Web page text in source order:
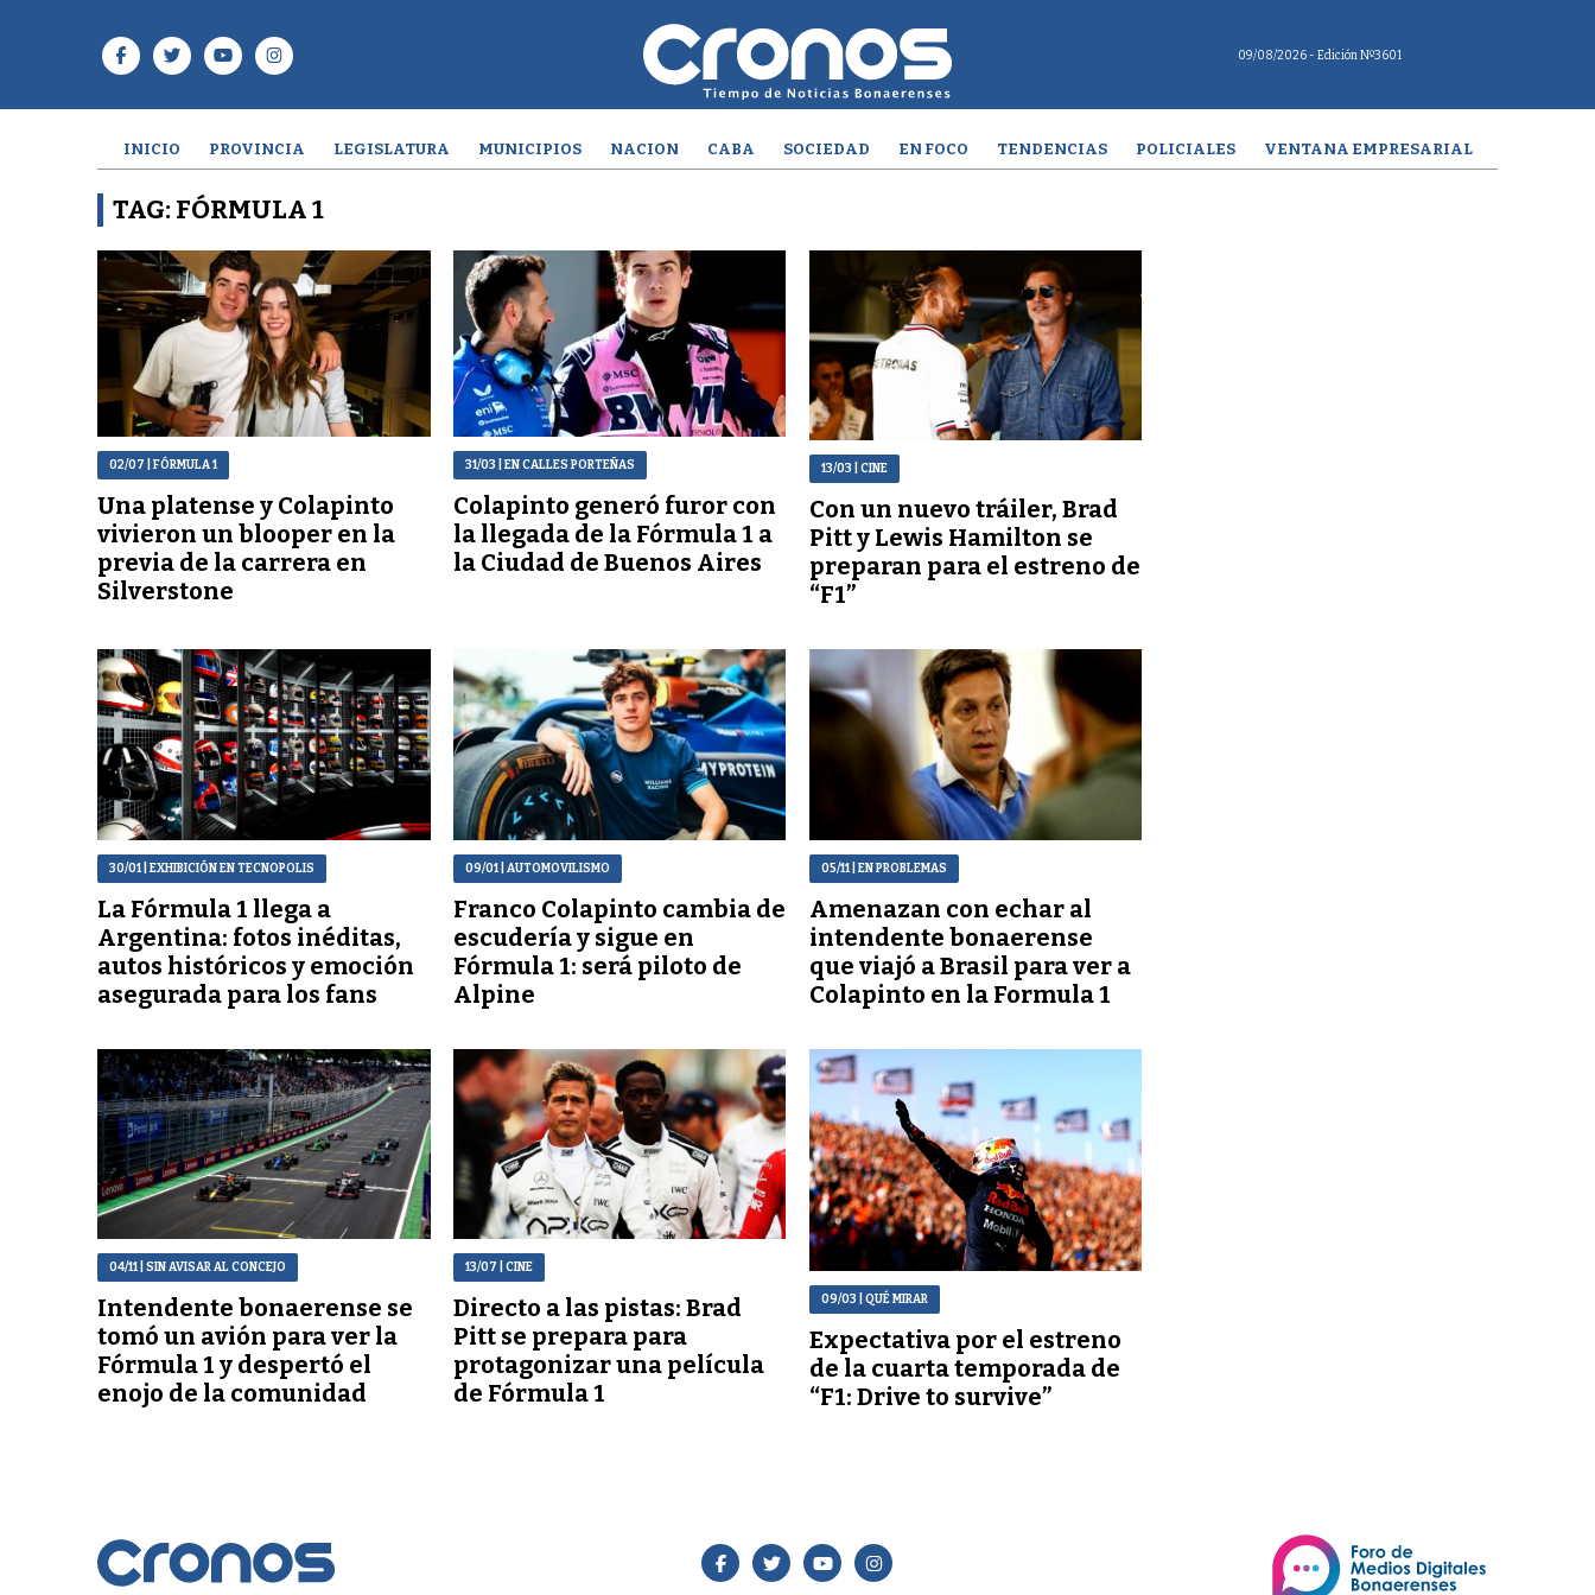
09/08/2026 - Edición Nº3601
INICIO PROVINCIA LEGISLATURA MUNICIPIOS NACION CABA SOCIEDAD EN FOCO TENDENCIAS POLICIALES VENTANA EMPRESARIAL
TAG: FÓRMULA 1
02/07 | FÓRMULA 1
Una platense y Colapinto
vivieron un blooper en la
previa de la carrera en
Silverstone
31/03 | EN CALLES PORTEÑAS
Colapinto generó furor con
la llegada de la Fórmula 1 a
la Ciudad de Buenos Aires
13/03 | CINE
Con un nuevo tráiler, Brad
Pitt y Lewis Hamilton se
preparan para el estreno de
“F1”
30/01| EXHIBICIÓN EN TECNOPOLIS
La Fórmula 1 llega a
Argentina: fotos inéditas,
autos históricos y emoción
asegurada para los fans
09/01| AUTOMOVILISMO
Franco Colapinto cambia de
escudería y sigue en
Fórmula 1: será piloto de
Alpine
05/11| EN PROBLEMAS
Amenazan con echar al
intendente bonaerense
que viajó a Brasil para ver a
Colapinto en la Formula 1
04/11| SIN AVISAR AL CONCEJO
Intendente bonaerense se
tomó un avión para ver la
Fórmula 1 y despertó el
enojo de la comunidad
13/07 | CINE
Directo a las pistas: Brad
Pitt se prepara para
protagonizar una película
de Fórmula 1
09/03 | QUÉ MIRAR
Expectativa por el estreno
de la cuarta temporada de
“F1: Drive to survive”